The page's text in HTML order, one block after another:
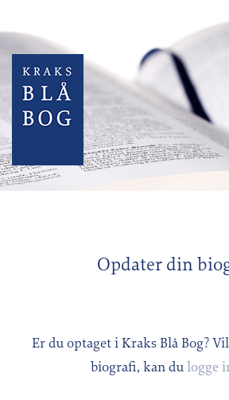
Opdater din
Er du optaget i Kraks Blå Bog?
biografi, kan du logge